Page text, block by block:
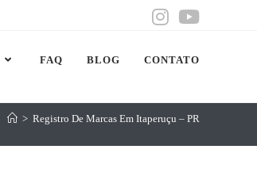
FAQ BLOG CONTATO
> Registro De Marcas Em Itaperuçu – PR